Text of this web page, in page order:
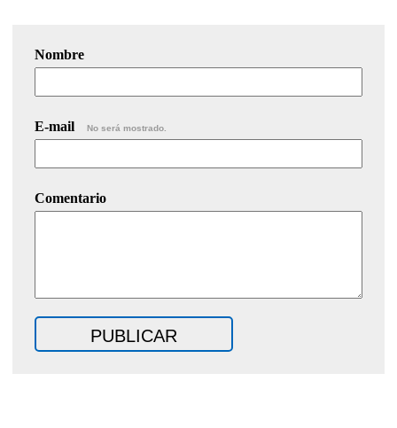
Nombre
E-mail No será mostrado.
Comentario